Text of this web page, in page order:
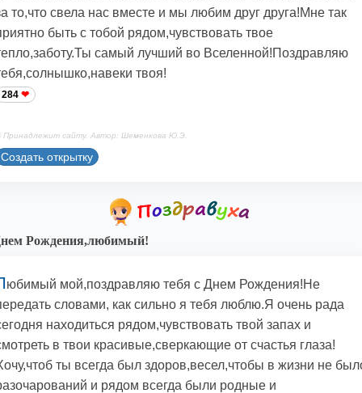
то,что свела нас вместе и мы любим друг друга!Мне так
быть с тобой рядом,чувствовать твое
самый лучший во Вселенной!Поздравляю
твоя!
284
Принадлежит сайту. Автор: Шеменкова Ю.Э.
Создать открытку
Рождения,любимый!
юбимый мой,поздравляю тебя с Днем Рождения!Не
словами, как сильно я тебя люблю.Я очень рада
находиться рядом,чувствовать твой запах и
в твои красивые,сверкающие от счастья глаза!
ты всегда был здоров,весел,чтобы в жизни не
и рядом всегда были родные и